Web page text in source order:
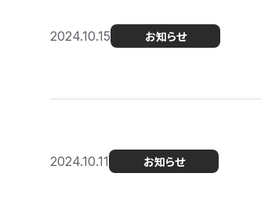
2024.10.15 お知らせ
2024.10.11 お知らせ